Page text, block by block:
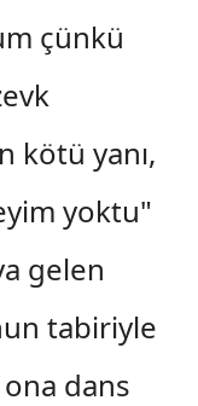
çünkü
kötü yanı,
yoktu"
gelen
tabiriyle
dans